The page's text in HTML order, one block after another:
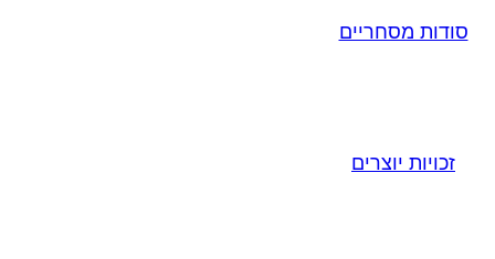
סודות מסחריים
זכויות יוצרים